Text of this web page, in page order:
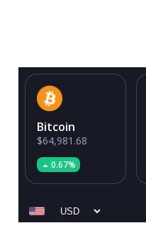
Bitcoin
$64,981.68
0.67%